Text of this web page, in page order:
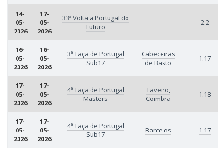
14-
05-
2026
17-
05-
2026
33ª Volta a Portugal do
Futuro
2.2
16-
05-
2026
16-
05-
2026
3ª Taça de Portugal
Sub17
Cabeceiras
de Basto
1.17
17-
05-
2026
17-
05-
2026
4ª Taça de Portugal
Masters
Taveiro,
Coimbra
1.18
17-
05-
2026
17-
05-
2026
4ª Taça de Portugal
Sub17
Barcelos 1.17